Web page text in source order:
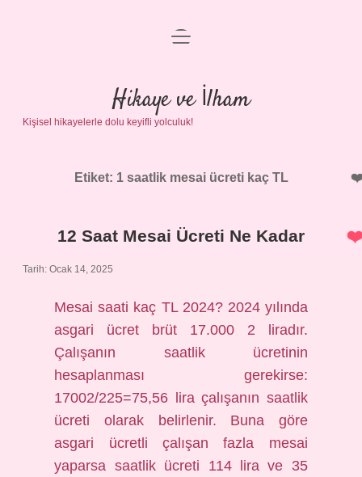
Anasayfa
Gizlilik Politikası
Yasal Uyarı
menüyü
Hikaye ve İlham
Kişisel hikayelerle dolu keyifli yolculuk!
Etiket: 1 saatlik mesai ücreti kaç TL
12 Saat Mesai Ücreti Ne Kadar
Tarih: Ocak 14, 2025
Mesai saati kaç TL 2024? 2024 yılında
asgari ücret brüt 17.000 2 liradır.
Çalışanın saatlik ücretinin
hesaplanması gerekirse:
17002/225=75,56 lira çalışanın saatlik
ücreti olarak belirlenir. Buna göre
asgari ücretli çalışan fazla mesai
yaparsa saatlik ücreti 114 lira ve 35